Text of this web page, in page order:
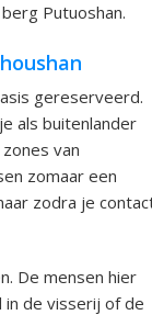
Putuoshan.
gereserveerd.
als buitenlander
van
zomaar een
zodra je
De mensen hier
in de visserij of de